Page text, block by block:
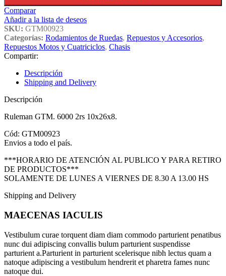
Comparar
Añadir a la lista de deseos
SKU: GTM00923
Categorías: Rodamientos de Ruedas, Repuestos y Accesorios,
Repuestos Motos y Cuatriciclos, Chasis
Compartir:
Descripción
Shipping and Delivery
Descripción
Ruleman GTM. 6000 2rs 10x26x8.
Cód: GTM00923
Envios a todo el país.
***HORARIO DE ATENCIÓN AL PUBLICO Y PARA RETIRO
DE PRODUCTOS***
SOLAMENTE DE LUNES A VIERNES DE 8.30 A 13.00 HS
Shipping and Delivery
MAECENAS IACULIS
Vestibulum curae torquent diam diam commodo parturient penatibus
nunc dui adipiscing convallis bulum parturient suspendisse
parturient a.Parturient in parturient scelerisque nibh lectus quam a
natoque adipiscing a vestibulum hendrerit et pharetra fames nunc
natoque dui.